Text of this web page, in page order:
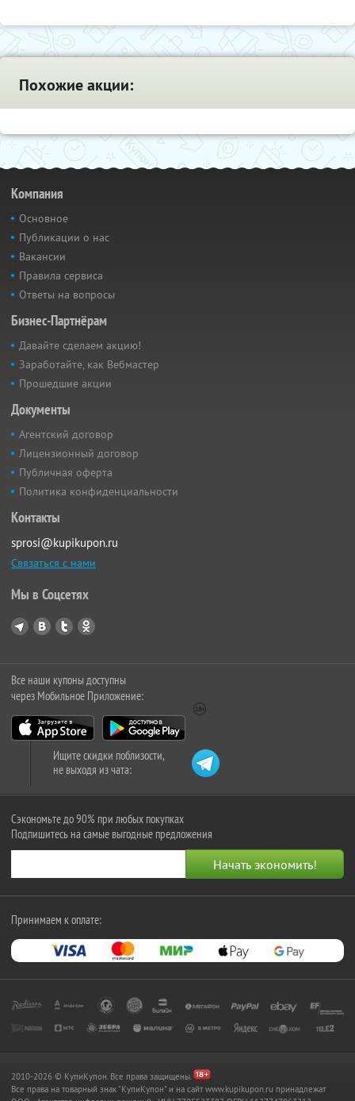
Похожие акции:
Компания
Основное
Публикации о нас
Вакансии
Правила сервиса
Ответы на вопросы
Бизнес-Партнёрам
Давайте сделаем акцию!
Заработайте, как Вебмастер
Прошедшие акции
Документы
Агентский договор
Лицензионный договор
Публичная оферта
Политика конфиденциальности
Контакты
sprosi@kupikupon.ru
Связаться с нами
Мы в Соцсетях
Все наши купоны доступны
через Мобильное Приложение:
Ищите скидки поблизости,
не выходя из чата:
Сэкономьте до 90% при любых покупках
Подпишитесь на самые выгодные предложения
Принимаем к оплате:
2010-2026 © КупиКупон. Все права защищены.
Все права на товарный знак "КупиКупон" и на сайт www.kupikupon.ru принадлежат